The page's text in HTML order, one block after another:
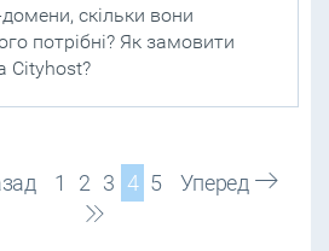
скільки вони
потрібні? Як замовити
Cityhost?
1 2 3 4 5 Уперед